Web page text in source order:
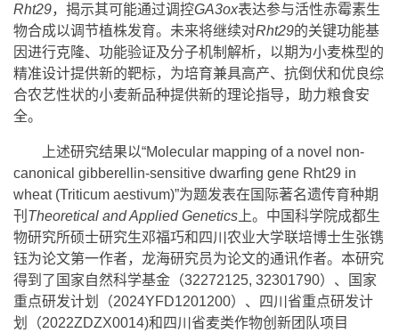
Rht29，揭示其可能通过调控GA3ox表达参与活性赤霉素生
物合成以调节植株发育。未来将继续对Rht29的关键功能基
因进行克隆、功能验证及分子机制解析，以期为小麦株型的
精准设计提供新的靶标，为培育兼具高产、抗倒伏和优良综
合农艺性状的小麦新品种提供新的理论指导，助力粮食安
全。
上述研究结果以“Molecular mapping of a novel non-
canonical gibberellin-sensitive dwarfing gene Rht29 in
wheat (Triticum aestivum)”为题发表在国际著名遗传育种期
刊 Theoretical and Applied Genetics 上。中国科学院成都生
物研究所硕士研究生邓福巧和四川农业大学联培博士生张镌
钰为论文第一作者，龙海研究员为论文的通讯作者。本研究
得到了国家自然科学基金（32272125, 32301790）、国家
重点研发计划（2024YFD1201200）、四川省重点研发计
划（2022ZDZX0014)和四川省麦类作物创新团队项目